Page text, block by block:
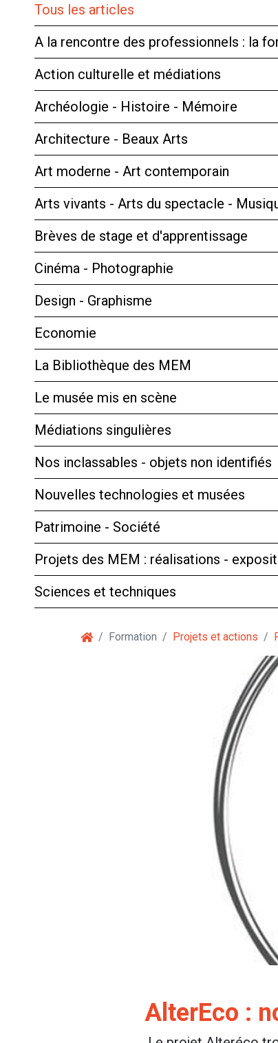
Tous les articles
A la rencontre des professionnels : la
Action culturelle et médiations
Archéologie - Histoire - Mémoire
Architecture - Beaux Arts
Art moderne - Art contemporain
Arts vivants - Arts du spectacle -
Brèves de stage et d'apprentissage
Cinéma - Photographie
Design - Graphisme
Economie
La Bibliothèque des MEM
Le musée mis en scène
Médiations singulières
Nos inclassables - objets non identifiés
Nouvelles technologies et musées
Patrimoine - Société
Projets des MEM : réalisations -
Sciences et techniques
Formation Projets et actions
AlterEco :